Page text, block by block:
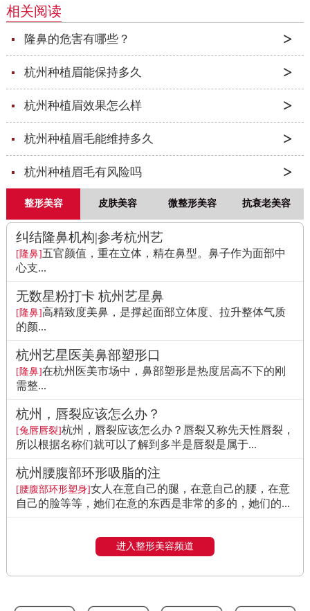
相关阅读
隆鼻的危害有哪些？
杭州种植眉能保持多久
杭州种植眉效果怎么样
杭州种植眉毛能维持多久
杭州种植眉毛有风险吗
整形美容 皮肤美容 微整形美容 抗衰老美容
纠结隆鼻机构|参考杭州艺
[隆鼻]五官颜值，重在立体，精在鼻型。鼻子作为面部中
心支...
无数星粉打卡 杭州艺星鼻
[隆鼻]高精致度美鼻，是撑起面部立体度、拉升整体气质
的颜...
杭州艺星医美鼻部塑形口
[隆鼻]在杭州医美市场中，鼻部塑形是热度居高不下的刚
需整...
杭州，唇裂应该怎么办？
[兔唇唇裂]杭州，唇裂应该怎么办？唇裂又称先天性唇裂，
所以根据名称们就可以了解到多半是唇裂是属于...
杭州腰腹部环形吸脂的注
[腰腹部环形塑身]女人在意自己的腿，在意自己的腰，在意
自己的脸等等，她们在意的东西是非常的多的，她们的...
进入整形美容频道